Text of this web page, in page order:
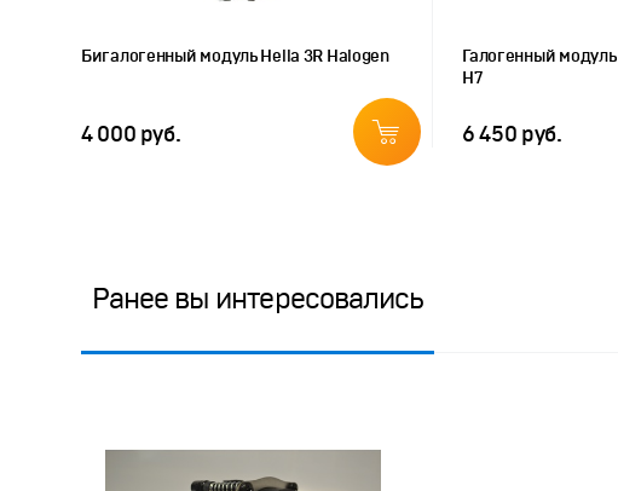
Бигалогенный модуль Hella 3R Halogen
4 000 руб.
Галогенный
H7
6 450 руб.
Ранее вы интересовались